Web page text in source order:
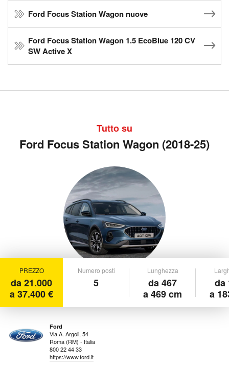
Ford Focus Station Wagon nuove
Ford Focus Station Wagon 1.5 EcoBlue 120 CV
SW Active X
Tutto su
Ford Focus Station Wagon (2018-25)
PREZZO
da 21.000
a 37.400 €
Numero posti
5
Lunghezza
da 467
a 469 cm
da
a
Ford
Via A. Argoli, 54
Roma (RM) - Italia
800 22 44 33
https://www.ford.it